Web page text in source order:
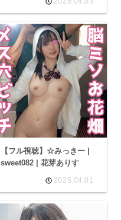
【フル視聴】☆みっきー |
sweet082 | 花芽ありす
2025.04.01